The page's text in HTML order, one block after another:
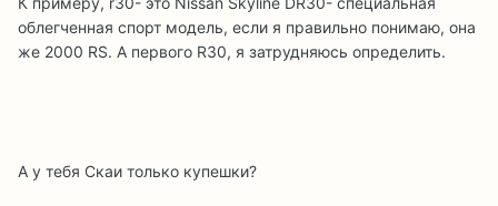
облегченная спорт модель, если я правильно понимаю, она
же 2000 RS. А первого R30, я затрудняюсь определить.
А у тебя Скаи только купешки?